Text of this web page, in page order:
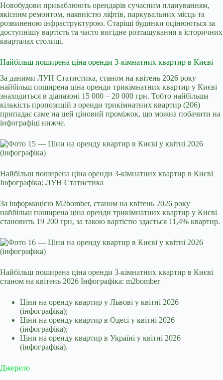
Новобудови приваблюють орендарів сучасним плануванням,
якісним ремонтом, наявністю ліфтів, паркувальних місць та
розвиненою інфраструктурою. Старіші будинки оцінюються за
доступнішу вартість та часто вигідне розташування в історичних
кварталах столиці.
Найбільш поширена ціна оренди 3-кімнатних квартир в Києві
За даними ЛУН Статистика, станом на квітень 2026 року
найбільш поширена ціна оренди трикімнатних квартир у Києві
знаходиться в діапазоні 15 000 – 20 000 грн. Тобто найбільша
кількість пропозицій з оренди трикімнатних квартир (206)
припадає саме на цей ціновий проміжок, що можна побачити на
інфографіці нижче.
Найбільш поширена ціна оренди 3-кімнатних квартир в Києві
Інфографіка: ЛУН Статистика
За інформацією M2bomber, станом на квітень 2026 року
найбільш поширена ціна оренди трикімнатних квартир у Києві
становить 19 200 грн, за такою вартістю здається 11,4% квартир.
Найбільш поширена ціна оренди 3-кімнатних квартир в Києві
станом на квітень 2026 Інфографіка: m2bomber
Ціни на оренду квартир у Львові у квітні 2026
(інфографіка);
Ціни на оренду квартир в Одесі у квітні 2026
(інфографіка);
Ціни на оренду квартир в Україні у квітні 2026
(інфографіка).
Джерело